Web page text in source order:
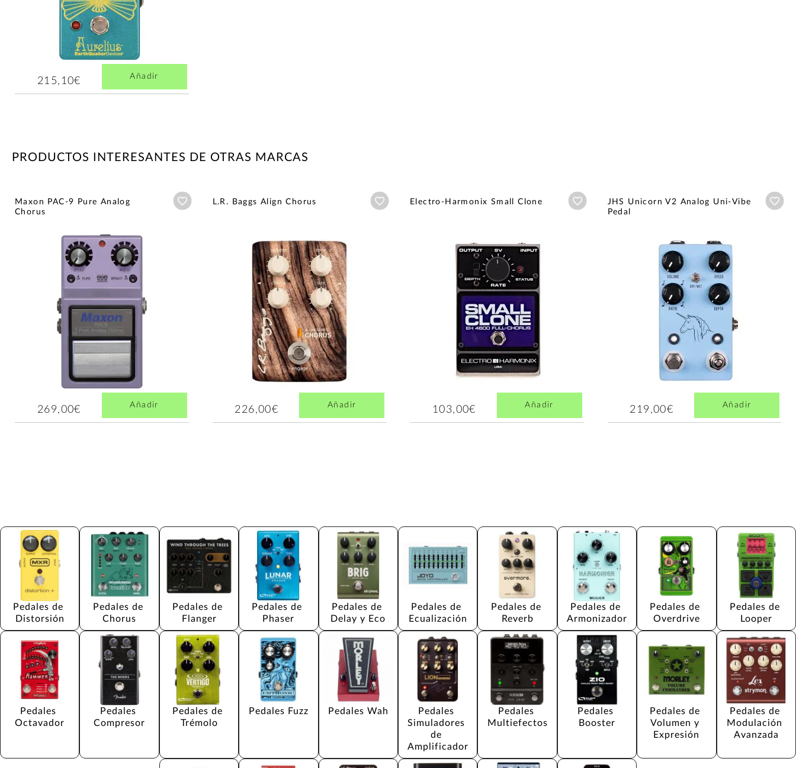
215,10€ Añadir
PRODUCTOS INTERESANTES DE OTRAS MARCAS
Maxon PAC-9 Pure Analog
Chorus
Añadir a wishlist
269,00€ Añadir
L.R. Baggs Align Chorus Añadir a wishlist
226,00€ Añadir
Electro-Harmonix Small Clone Añadir a wishlist
103,00€ Añadir
JHS Unicorn V2 Analog Uni-Vibe
Pedal
219,00€ Añadir
Pedales de
Distorsión
Pedales de
Chorus
Pedales de
Flanger
Pedales de
Phaser
Pedales de
Delay y Eco
Pedales de
Ecualización
Pedales de
Reverb
Pedales de
Armonizador
Pedales de
Overdrive
Pedales de
Looper
Pedales
Octavador
Pedales
Compresor
Pedales de
Trémolo
Pedales Fuzz Pedales Wah
Pedales
Simuladores
de
Amplificador
Pedales
Multiefectos
Pedales
Booster
Pedales de
Volumen y
Expresión
Pedales de
Modulación
Avanzada